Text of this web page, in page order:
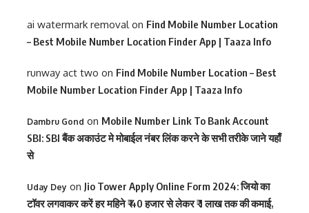
ai watermark removal on Find Mobile Number Location
– Best Mobile Number Location Finder App | Taaza Info
runway act two on Find Mobile Number Location – Best
Mobile Number Location Finder App | Taaza Info
Dambru Gond on Mobile Number Link To Bank Account
SBI: SBI बैंक अकाउंट मे मोबाईल नंबर लिंक करने के सभी तरीके जाने यहाँ
से
Uday Dey on Jio Tower Apply Online Form 2024: जियो का
टॉवर लगवाकर करें हर महिने ₹ 40 हजार से लेकर ₹ 1 लाख तक की कमाई,